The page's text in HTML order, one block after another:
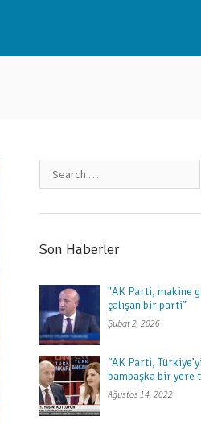
“Yeni sistem...
Son Haberler
"AK Parti, makine
çalışan bir parti”
Şubat 2, 2026
“AK Parti, Türkiye’yi
bambaşka bir yere
Ağustos 14, 2022